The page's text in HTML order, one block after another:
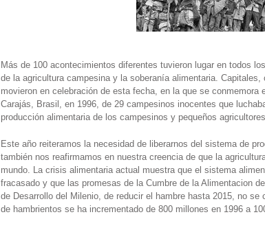
Más de 100 acontecimientos diferentes tuvieron lugar en todos
de la agricultura campesina y la soberanía alimentaria.
movieron en celebración de esta fecha, en la que se conmemora
Carajás, Brasil, en 1996, de 29 campesinos inocentes que
producción alimentaria de los campesinos y pequeños
Este año reiteramos la necesidad de liberarnos del sistema de
también nos reafirmamos en nuestra creencia de que la
mundo. La crisis alimentaria actual muestra que el sistema
fracasado y que las promesas de la Cumbre de la Alimentacion
de Desarrollo del Milenio, de reducir el hambre hasta 2015, no se
de hambrientos se ha incrementado de 800 millones en 1996 a